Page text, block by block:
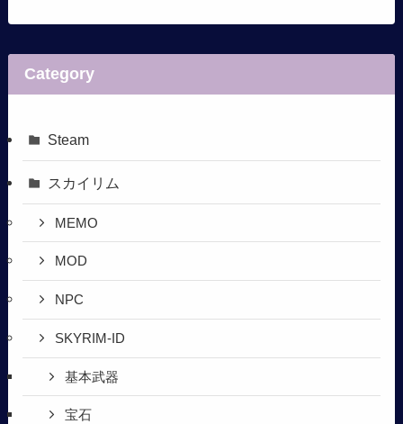
Category
Steam
スカイリム
MEMO
MOD
NPC
SKYRIM-ID
基本武器
宝石